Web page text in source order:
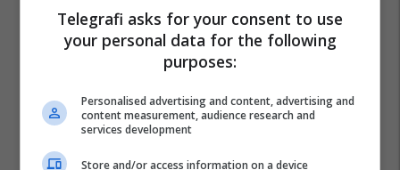
Telegrafi asks for your consent to use
your personal data for the following
purposes:
Personalised advertising and content, advertising and
content measurement, audience research and
services development
Store and/or access information on a device